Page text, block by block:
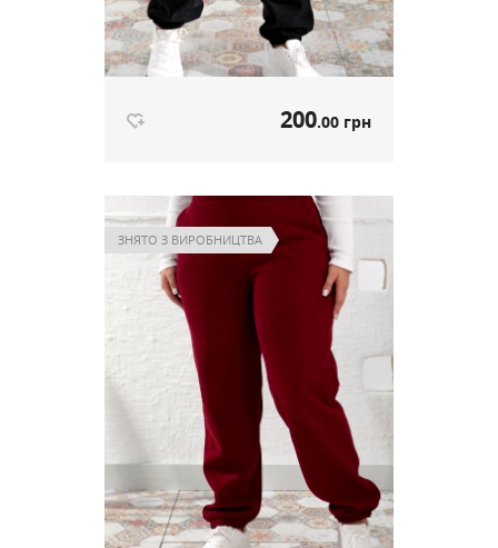
200.00 грн
Теплі штани на флісі чорний
артикул 643
Ціна 200 .00 грн
Немає в наявності
ЗНЯТО З ВИРОБНИЦТВА